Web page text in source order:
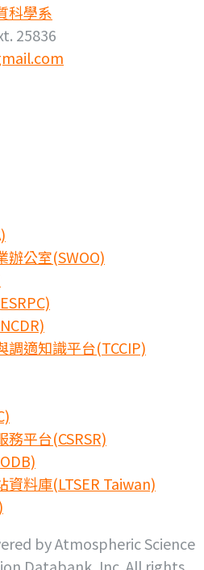
科學系
25836
辦公室(SWOO)
調適知識平台(TCCIP)
平台(CSRSR)
料庫(LTSER Taiwan)
by Atmospheric Science